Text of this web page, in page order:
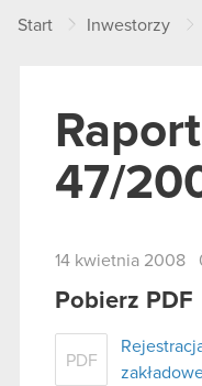
Start Inwestorzy
47/
14 kwietnia 2008
Pobierz PDF
PDF